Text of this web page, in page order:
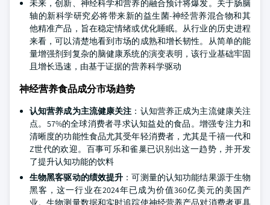
未来，创新、神经科学和营养的融合预计将爆发。关于肠脑
轴的新科学研究必将带来新的益生菌-神经营养混合物和其
他精准产品，旨在稳定情绪或优化睡眠。从行业的历史进程
来看，可以清楚地看到市场的成熟和增长韧性。从简单的能
量增强剂到复杂的脑健康系统的演变表明，该行业基础牢固
且增长迅速，由基于证据的营养科学驱动
神经营养食品成分市场趋势
认知营养成为主流健康关注 ：认知营养正成为主流健康关注
点。57%的全球消费者寻求认知益处的食品。增强专注力和
清晰度的功能性食品尤其受年轻消费者，尤其是千禧一代和
Z世代的欢迎。百事可乐和雀巢已识别出这一趋势，并开发
了提升认知功能的饮料
生物黑客驱动的绩效提升 ：可测量的认知功能结果源于生物
黑客，这一行业在2024年已成为价值360亿美元的美国产
业。生物测量数据和实时追踪使神经营养产品对消费者更具